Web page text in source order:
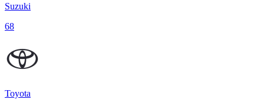
Suzuki
68
Toyota